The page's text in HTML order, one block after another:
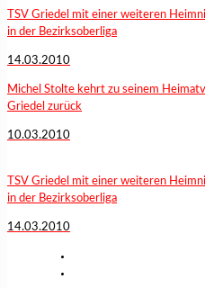
TSV Griedel mit einer weiteren
in der Bezirksoberliga
14.03.2010
Michel Stolte kehrt zu seinem
Griedel zurück
10.03.2010
TSV Griedel mit einer weiteren
in der Bezirksoberliga
14.03.2010